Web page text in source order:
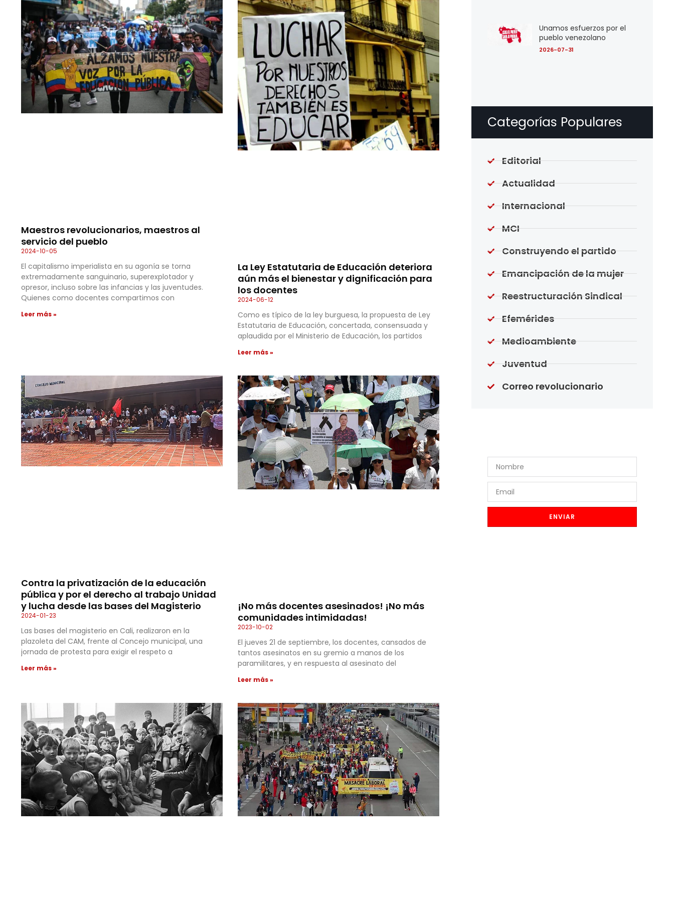
Maestros revolucionarios, maestros al
servicio del pueblo
2024-10-05
El capitalismo imperialista en su agonía se torna
extremadamente sanguinario, superexplotador y
opresor, incluso sobre las infancias y las juventudes.
Quienes como docentes compartimos con
Leer más »
La Ley Estatutaria de Educación deteriora
aún más el bienestar y dignificación para
los docentes
2024-06-12
Como es típico de la ley burguesa, la propuesta de Ley
Estatutaria de Educación, concertada, consensuada y
aplaudida por el Ministerio de Educación, los partidos
Leer más »
Contra la privatización de la educación
pública y por el derecho al trabajo Unidad
y lucha desde las bases del Magisterio
2024-01-23
Las bases del magisterio en Cali, realizaron en la
plazoleta del CAM, frente al Concejo municipal, una
jornada de protesta para exigir el respeto a
Leer más »
¡No más docentes asesinados! ¡No más
comunidades intimidadas!
2023-10-02
El jueves 21 de septiembre, los docentes, cansados de
tantos asesinatos en su gremio a manos de los
paramilitares, y en respuesta al asesinato del
Leer más »
Unamos esfuerzos por el
pueblo venezolano
2026-07-31
Categorías Populares
Editorial
Actualidad
Internacional
MCI
Construyendo el partido
Emancipación de la mujer
Reestructuración Sindical
Efemérides
Medioambiente
Juventud
Correo revolucionario
ENVIAR